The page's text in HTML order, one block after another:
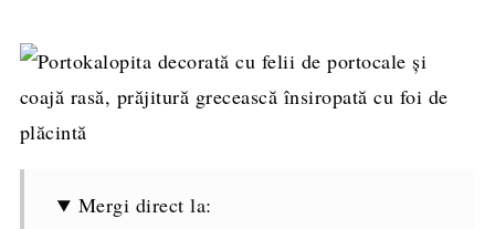
Mergi direct la: